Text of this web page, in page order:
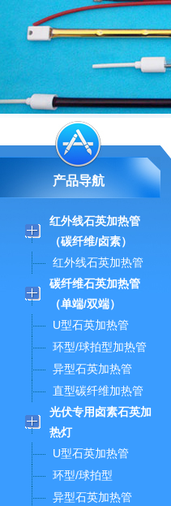
产品导航
红外线石英加热管
（碳纤维/卤素）
红外线石英加热管
碳纤维石英加热管
（单端/双端）
U型石英加热管
环型/球拍型加热管
异型石英加热管
直型碳纤维加热管
光伏专用卤素石英加
热灯
U型石英加热管
环型/球拍型
异型石英加热管